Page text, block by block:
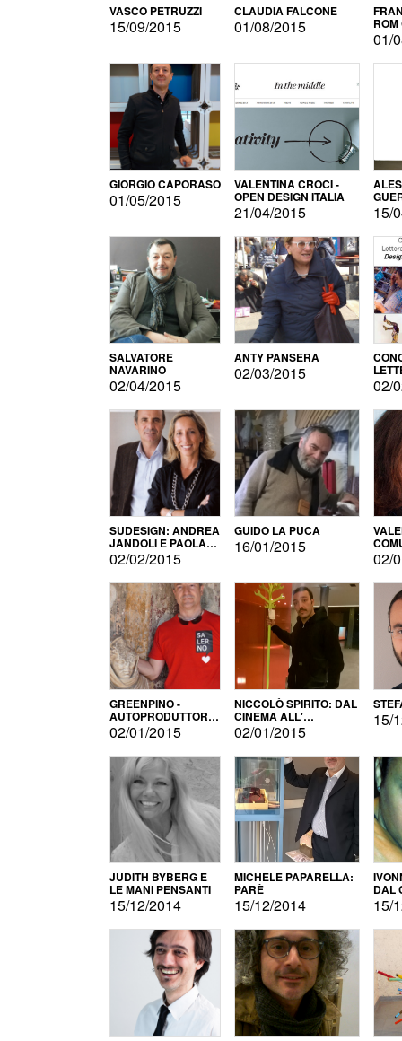
VASCO PETRUZZI
15/09/2015
CLAUDIA FALCONE
01/08/2015
01/
GIORGIO CAPORASO
01/05/2015
VALENTINA CROCI -
OPEN DESIGN ITALIA
21/04/2015 15/
SALVATORE
NAVARINO
02/04/2015
ANTY PANSERA
02/03/2015
02/
SUDESIGN: ANDREA
JANDOLI E PAOLA
PISAPIA
02/02/2015
GUIDO LA PUCA
16/01/2015
02/
GREENPINO -
AUTOPRODUTTORE
PER AMORE
02/01/2015
NICCOLÒ SPIRITO: DAL
CINEMA ALL'
AUTOPRODUZIONE
02/01/2015
15/
JUDITH BYBERG E
LE MANI PENSANTI
15/12/2014
MICHELE PAPARELLA:
PARÈ
15/12/2014
DAL
15/